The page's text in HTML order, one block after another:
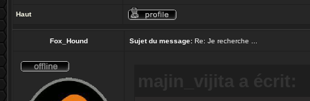
Haut
Fox_Hound Sujet du message: Re: Je recherche ...